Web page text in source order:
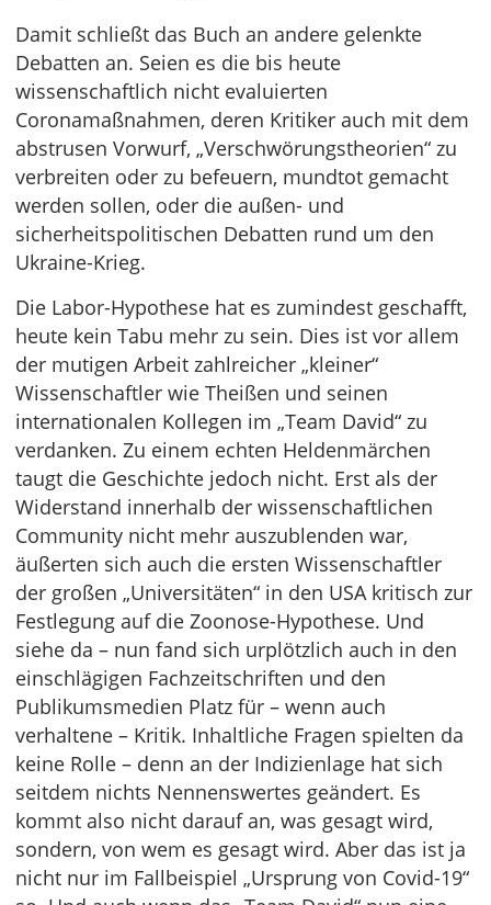
Damit schließt das Buch an andere gelenkte
Debatten an. Seien es die bis heute
wissenschaftlich nicht evaluierten
Coronamaßnahmen, deren Kritiker auch mit dem
abstrusen Vorwurf, „Verschwörungstheorien“ zu
verbreiten oder zu befeuern, mundtot gemacht
werden sollen, oder die außen- und
sicherheitspolitischen Debatten rund um den
Ukraine-Krieg.
Die Labor-Hypothese hat es zumindest geschafft,
heute kein Tabu mehr zu sein. Dies ist vor allem
der mutigen Arbeit zahlreicher „kleiner“
Wissenschaftler wie Theißen und seinen
internationalen Kollegen im „Team David“ zu
verdanken. Zu einem echten Heldenmärchen
taugt die Geschichte jedoch nicht. Erst als der
Widerstand innerhalb der wissenschaftlichen
Community nicht mehr auszublenden war,
äußerten sich auch die ersten Wissenschaftler
der großen „Universitäten“ in den USA kritisch zur
Festlegung auf die Zoonose-Hypothese. Und
siehe da – nun fand sich urplötzlich auch in den
einschlägigen Fachzeitschriften und den
Publikumsmedien Platz für – wenn auch
verhaltene – Kritik. Inhaltliche Fragen spielten da
keine Rolle – denn an der Indizienlage hat sich
seitdem nichts Nennenswertes geändert. Es
kommt also nicht darauf an, was gesagt wird,
sondern, von wem es gesagt wird. Aber das ist ja
nicht nur im Fallbeispiel „Ursprung von Covid-19“